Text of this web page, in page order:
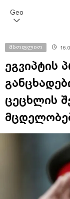
Geo
მსოფლიო
ეგვიპტის
ცეცხლის